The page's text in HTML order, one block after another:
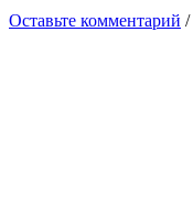
Оставьте комментарий /